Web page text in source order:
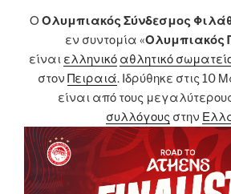
Ο Ολυμπιακός Σύνδεσμος
εν συντομία «Ολυμπιακός
είναι ελληνικό αθλητικό
στον Πειραιά. Ιδρύθηκε στις 10
είναι από τους
συλλόγους στην